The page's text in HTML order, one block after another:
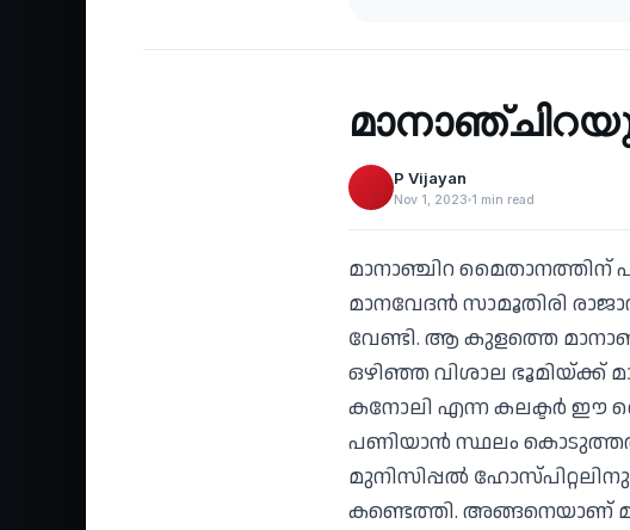
‹
P Vijayan
Nov 1, 2023 1 min read
മാനാഞ്ചിറ
മാനവേദൻ സാമൂതിരി
വേണ്ടി. ആ കുളത്തെ
ഒഴിഞ്ഞ വിശാല ഭൂമിയ്ക്ക്
കനോലി എന്ന കലക്ടർ ഈ
പണിയാൻ സ്ഥലം
മുനിസിപ്പൽ
കണ്ടെത്തി. അങ്ങനെയാണ്